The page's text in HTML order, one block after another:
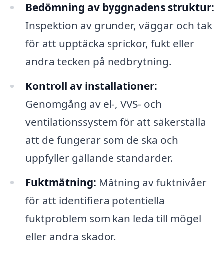
Bedömning av byggnadens struktur:
Inspektion av grunder, väggar och tak
för att upptäcka sprickor, fukt eller
andra tecken på nedbrytning.
Kontroll av installationer:
Genomgång av el-, VVS- och
ventilationssystem för att säkerställa
att de fungerar som de ska och
uppfyller gällande standarder.
Fuktmätning: Mätning av fuktnivåer
för att identifiera potentiella
fuktproblem som kan leda till mögel
eller andra skador.